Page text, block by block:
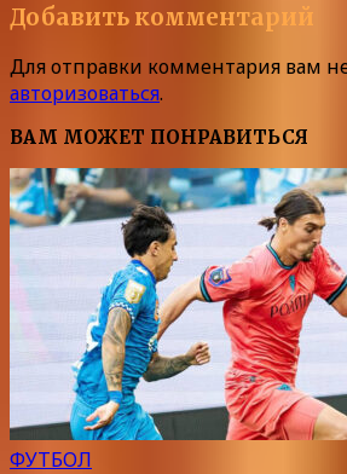
Добавить комментарий
Для отправки комментария вам
авторизоваться.
ВАМ МОЖЕТ ПОНРАВИТЬСЯ
ФУТБОЛ